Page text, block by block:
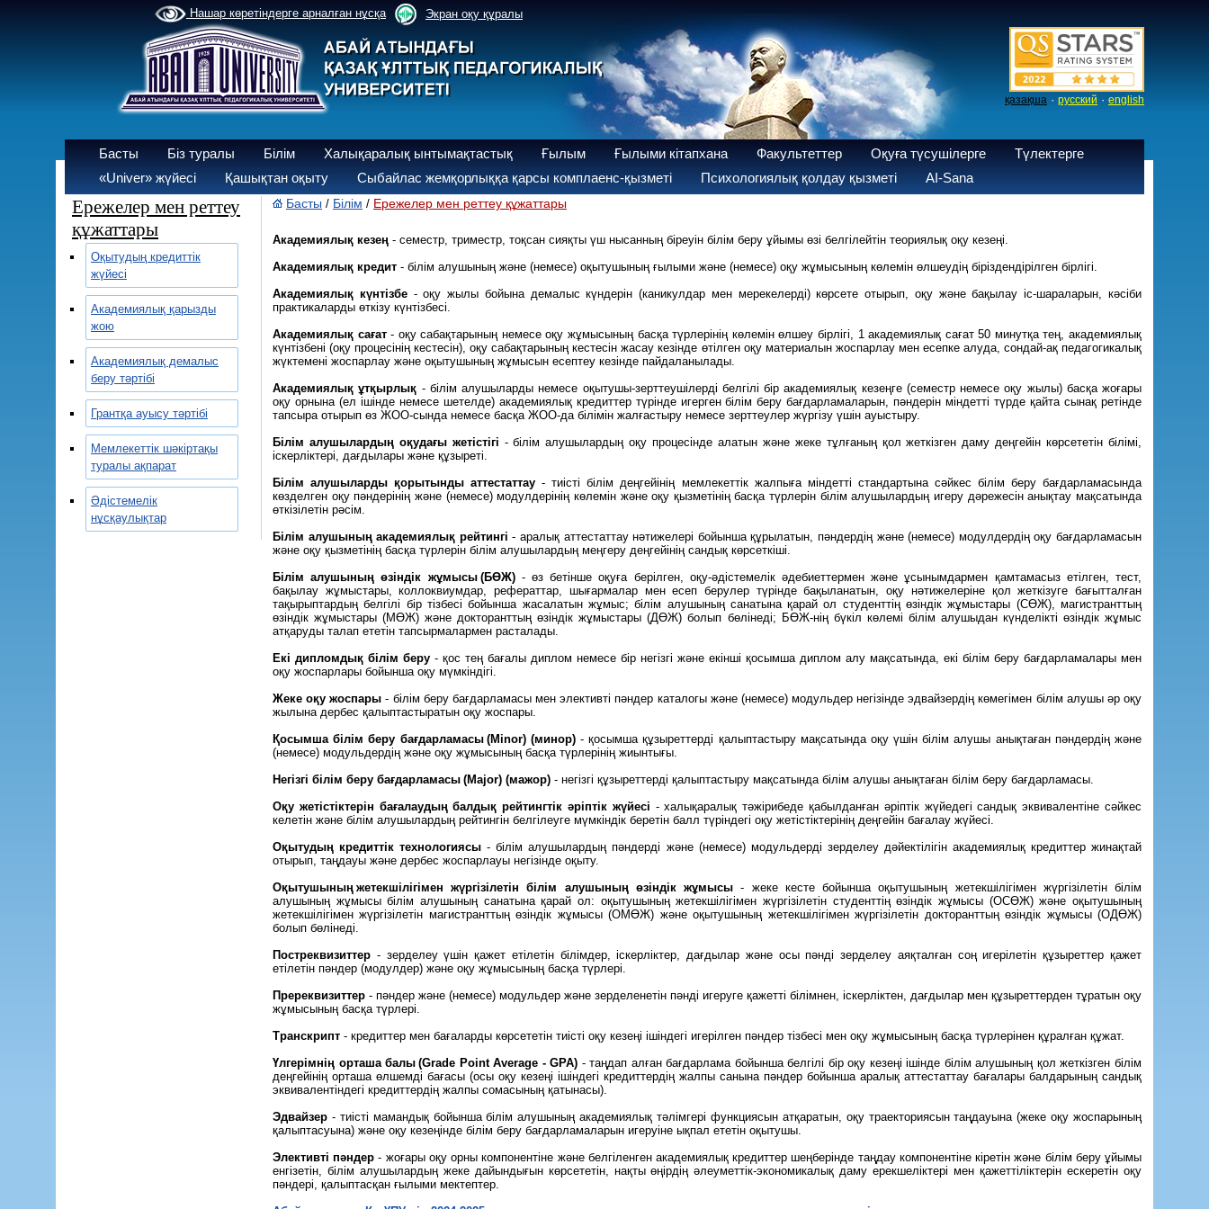
Нашар көретіндерге арналған нұсқа Экран оқу құралы
қазақша · русский · english
Басты Біз туралы Білім Халықаралық ынтымақтастық Ғылым Ғылыми кітапхана Факультеттер Оқуға түсушілерге
Түлектерге
«Univer» жүйесі
Қашықтан оқыту Сыбайлас жемқорлыққа қарсы комплаенс-қызметі Психологиялық қолдау қызметі AI-Sana
Ережелер мен реттеу
құжаттары
Оқытудың кредиттік
жүйесі
Академиялық қарызды
жою
Академиялық демалыс
беру тәртібі
Грантқа ауысу тәртібі
Мемлекеттік шәкіртақы
туралы ақпарат
Әдістемелік
нұсқаулықтар
Басты / Білім / Ережелер мен реттеу құжаттары
Академиялық кезең - семестр, триместр, тоқсан сияқты үш нысанның біреуін білім беру ұйымы өзі белгілейтін теориялық оқу кезеңі.
Академиялық кредит - білім алушының және (немесе) оқытушының ғылыми және (немесе) оқу жұмысының көлемін өлшеудің біріздендірілген бірлігі.
Академиялық күнтізбе - оқу жылы бойына демалыс күндерін (каникулдар мен мерекелерді) көрсете отырып, оқу және бақылау іс-шараларын, кәсіби
практикаларды өткізу күнтізбесі.
Академиялық сағат- оқу сабақтарының немесе оқу жұмысының басқа түрлерінің көлемін өлшеу бірлігі, 1 академиялық сағат 50 минутқа тең, академиялық
күнтізбені (оқу процесінің кестесін), оқу сабақтарының кестесін жасау кезінде өтілген оқу материалын жоспарлау мен есепке алуда, сондай-ақ педагогикалық
жүктемені жоспарлау және оқытушының жұмысын есептеу кезінде пайдаланылады.
Академиялық ұтқырлық - білім алушыларды немесе оқытушы-зерттеушілерді белгілі бір академиялық кезеңге (семестр немесе оқу жылы) басқа жоғары
оқу орнына (ел ішінде немесе шетелде) академиялық кредиттер түрінде игерген білім беру бағдарламаларын, пәндерін міндетті түрде қайта сынақ ретінде
тапсыра отырып өз ЖОО-сында немесе басқа ЖОО-да білімін жалғастыру немесе зерттеулер жүргізу үшін ауыстыру.
Білім алушылардың оқудағы жетістігі - білім алушылардың оқу процесінде алатын және жеке тұлғаның қол жеткізген даму деңгейін көрсететін білімі,
іскерліктері, дағдылары және құзыреті.
Білім алушыларды қорытынды аттестаттау- тиісті білім деңгейінің мемлекеттік жалпыға міндетті стандартына сәйкес білім беру бағдарламасында
көзделген оқу пәндерінің және (немесе) модулдерінің көлемін және оқу қызметінің басқа түрлерін білім алушылардың игеру дәрежесін анықтау мақсатында
өткізілетін рәсім.
Білім алушының академиялық рейтингі- аралық аттестаттау нәтижелері бойынша құрылатын, пәндердің және (немесе) модулдердің оқу бағдарламасын
және оқу қызметінің басқа түрлерін білім алушылардың меңгеру деңгейінің сандық көрсеткіші.
Білім алушының өзіндік жұмысы (БӨЖ)- өз бетінше оқуға берілген, оқу-әдістемелік әдебиеттермен және ұсынымдармен қамтамасыз етілген, тест,
бақылау жұмыстары, коллоквиумдар, рефераттар, шығармалар мен есеп берулер түрінде бақыланатын, оқу нәтижелеріне қол жеткізуге бағытталған
тақырыптардың белгілі бір тізбесі бойынша жасалатын жұмыс; білім алушының санатына қарай ол студенттің өзіндік жұмыстары (СӨЖ), магистранттың
өзіндік жұмыстары (МӨЖ) және докторанттың өзіндік жұмыстары (ДӨЖ) болып бөлінеді; БӨЖ-нің бүкіл көлемі білім алушыдан күнделікті өзіндік жұмыс
атқаруды талап ететін тапсырмалармен расталады.
Екі дипломдық білім беру - қос тең бағалы диплом немесе бір негізгі және екінші қосымша диплом алу мақсатында, екі білім беру бағдарламалары мен
оқу жоспарлары бойынша оқу мүмкіндігі.
Жеке оқу жоспары- білім беру бағдарламасы мен элективті пәндер каталогы және (немесе) модульдер негізінде эдвайзердің көмегімен білім алушы әр оқу
жылына дербес қалыптастыратын оқу жоспары.
Қосымша білім беру бағдарламасы (Мinor) (минор)- қосымша құзыреттерді қалыптастыру мақсатында оқу үшін білім алушы анықтаған пәндердің және
(немесе) модульдердің және оқу жұмысының басқа түрлерінің жиынтығы.
Негізгі білім беру бағдарламасы (Major) (мажор) - негізгі құзыреттерді қалыптастыру мақсатында білім алушы анықтаған білім беру бағдарламасы.
Оқу жетістіктерін бағалаудың балдық рейтингтік әріптік жүйесі - халықаралық тәжірибеде қабылданған әріптік жүйедегі сандық эквивалентіне сәйкес
келетін және білім алушылардың рейтингін белгілеуге мүмкіндік беретін балл түріндегі оқу жетістіктерінің деңгейін бағалау жүйесі.
Оқытудың кредиттік технологиясы - білім алушылардың пәндерді және (немесе) модульдерді зерделеу дәйектілігін академиялық кредиттер жинақтай
отырып, таңдауы және дербес жоспарлауы негізінде оқыту.
Оқытушының жетекшілігімен жүргізілетін білім алушының өзіндік жұмысы - жеке кесте бойынша оқытушының жетекшілігімен жүргізілетін білім
алушының жұмысы білім алушының санатына қарай ол: оқытушының жетекшілігімен жүргізілетін студенттің өзіндік жұмысы (ОСӨЖ) және оқытушының
жетекшілігімен жүргізілетін магистранттың өзіндік жұмысы (ОМӨЖ) және оқытушының жетекшілігімен жүргізілетін докторанттың өзіндік жұмысы (ОДӨЖ)
болып бөлінеді.
Постреквизиттер - зерделеу үшін қажет етілетін білімдер, іскерліктер, дағдылар және осы пәнді зерделеу аяқталған соң игерілетін құзыреттер қажет
етілетін пәндер (модулдер) және оқу жұмысының басқа түрлері.
Пререквизиттер - пәндер және (немесе) модульдер және зерделенетін пәнді игеруге қажетті білімнен, іскерліктен, дағдылар мен құзыреттерден тұратын оқу
жұмысының басқа түрлері.
Транскрипт - кредиттер мен бағаларды көрсететін тиісті оқу кезеңі ішіндегі игерілген пәндер тізбесі мен оқу жұмысының басқа түрлерінен құралған құжат.
Үлгерімнің орташа балы (Grade Point Average - GPA) - таңдап алған бағдарлама бойынша белгілі бір оқу кезеңі ішінде білім алушының қол жеткізген білім
деңгейінің орташа өлшемді бағасы (осы оқу кезеңі ішіндегі кредиттердің жалпы санына пәндер бойынша аралық аттестаттау бағалары балдарының сандық
эквивалентіндегі кредиттердің жалпы сомасының қатынасы).
Эдвайзер - тиісті мамандық бойынша білім алушының академиялық тәлімгері функциясын атқаратын, оқу траекториясын таңдауына (жеке оқу жоспарының
қалыптасуына) және оқу кезеңінде білім беру бағдарламаларын игеруіне ықпал ететін оқытушы.
Элективті пәндер- жоғары оқу орны компонентіне және белгіленген академиялық кредиттер шеңберінде таңдау компонентіне кіретін және білім беру ұйымы
енгізетін, білім алушылардың жеке дайындығын көрсететін, нақты өңірдің әлеуметтік-экономикалық даму ерекшеліктері мен қажеттіліктерін ескеретін оқу
пәндері, қалыптасқан ғылыми мектептер.